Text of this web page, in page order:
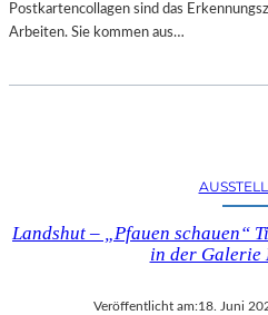
Postkartencollagen sind das
Arbeiten. Sie kommen aus…
Landshut – „Pfauen schauen“
in der Galerie
Veröffentlicht am:18. Juni